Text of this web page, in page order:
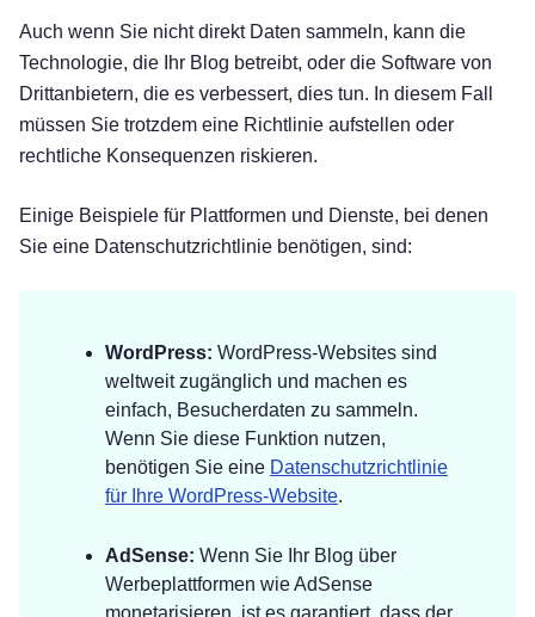
Auch wenn Sie nicht direkt Daten sammeln, kann die
Technologie, die Ihr Blog betreibt, oder die Software von
Drittanbietern, die es verbessert, dies tun. In diesem Fall
müssen Sie trotzdem eine Richtlinie aufstellen oder
rechtliche Konsequenzen riskieren.
Einige Beispiele für Plattformen und Dienste, bei denen
Sie eine Datenschutzrichtlinie benötigen, sind:
WordPress: WordPress-Websites sind
weltweit zugänglich und machen es
einfach, Besucherdaten zu sammeln.
Wenn Sie diese Funktion nutzen,
benötigen Sie eine Datenschutzrichtlinie
für Ihre WordPress-Website.
AdSense: Wenn Sie Ihr Blog über
Werbeplattformen wie AdSense
monetarisieren, ist es garantiert, dass der